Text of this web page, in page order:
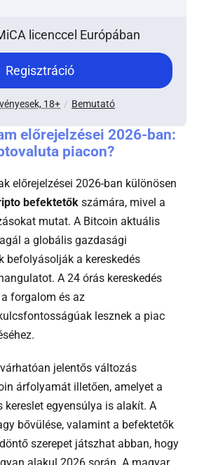
licenccel Európában
Regisztráció-
bitpanda
18+ Bemutató
Kriptotarca
előrejelzései 2026-ban:
piacon?
előrejelzései 2026-ban különösen
befektetők számára, mivel a
mutat. A Bitcoin aktuális
a globális gazdasági
befolyásolják a kereskedés
A 24 órás kereskedés
forgalom és az
lesznek a piac
jelentős változás
árfolyamát illetően, amelyet a
kereslet egyensúlya is alakít. A
bővülése, valamint a befektetők
szerepet játszhat abban, hogy